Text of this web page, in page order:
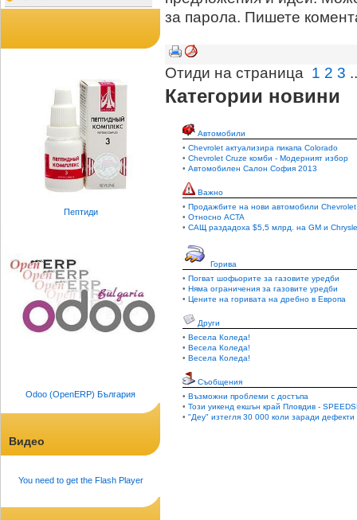
Пептиди
Odoo (OpenERP) България
Видео
You need to get the Flash Player
за парола. Пишете
Отиди на страница 1 2 3
Категории новини
Автомобили
• Chevrolet актуализира пикапа Colorado
• Chevrolet Cruze комби - Модерният избор
• Автомобилен Салон София 2013
Важно
• Продажбите на нови автомобили Chevrolet
• Относно ACTA
• САЩ раздадоха $5,5 млрд. на GM и
Горива
• Погват шофьорите за газовите уредби
• Няма ограничения за газовите уредби
• Цените на горивата на дребно в Европа
Други
• Весела Коледа!
• Весела Коледа!
• Весела Коледа!
Съобщения
• Възможни проблеми с достъпа
• Този уикенд екшън край Пловдив -
• "Деу" изтегля 30 000 коли заради дефекти